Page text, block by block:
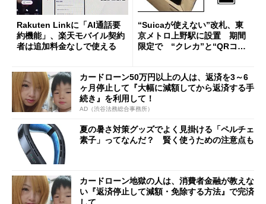
Rakuten Linkに「AI通話要
約機能」、楽天モバイル契約
者は追加料金なしで使える
“Suicaが使えない”改札、東
京メトロ上野駅に設置 期間
限定で “クレカ”と“QRコー
カードローン50万円以上の人は、返済を3～6
ヶ月停止して『大幅に減額してから返済する手
続き』を利用して！
AD（渋谷法務総合事務所）
夏の暑さ対策グッズでよく見掛ける「ペルチェ
素子」ってなんだ？ 賢く使うための注意点も
カードローン地獄の人は、消費者金融が教えな
い『返済停止して減額・免除する方法』で完済